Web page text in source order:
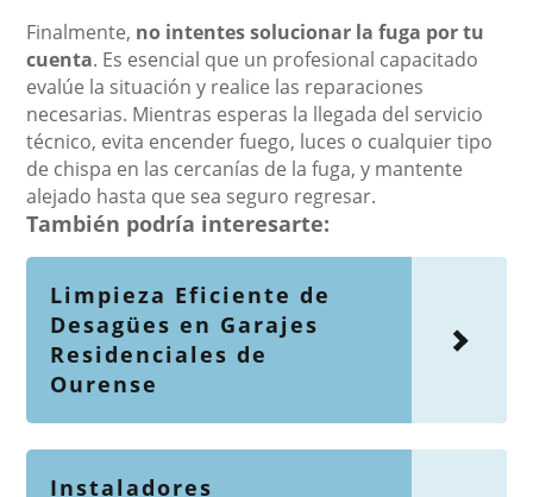
Finalmente, no intentes solucionar la fuga por tu
cuenta. Es esencial que un profesional capacitado
evalúe la situación y realice las reparaciones
necesarias. Mientras esperas la llegada del servicio
técnico, evita encender fuego, luces o cualquier tipo
de chispa en las cercanías de la fuga, y mantente
alejado hasta que sea seguro regresar.
También podría interesarte:
Limpieza Eficiente de
Desagües en Garajes
Residenciales de
Ourense
Instaladores